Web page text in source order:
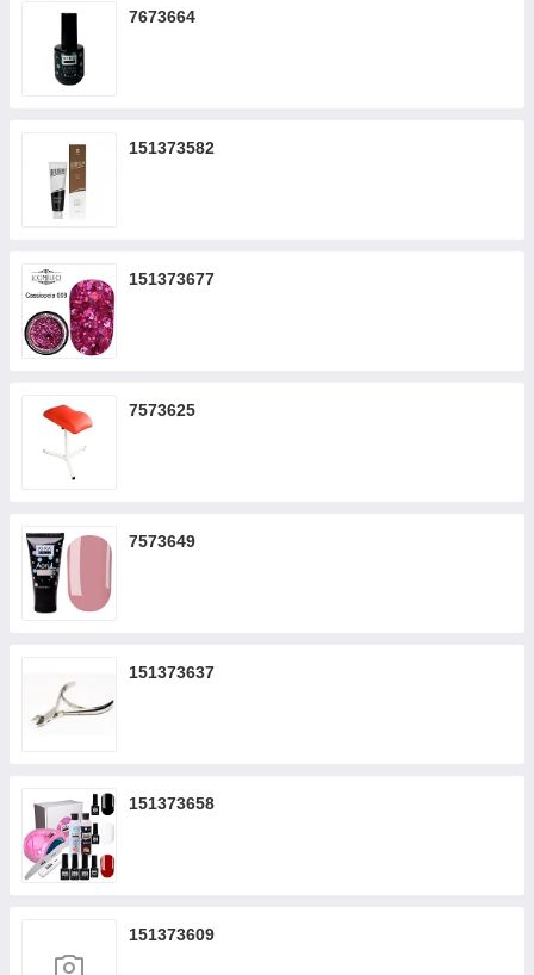
7673664
151373582
151373677
7573625
7573649
151373637
151373658
151373609